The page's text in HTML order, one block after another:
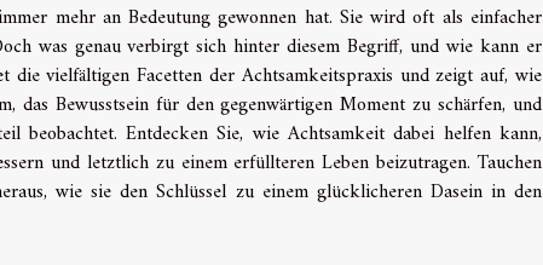
mehr an Bedeutung gewonnen hat. Sie wird oft als einfacher
was genau verbirgt sich hinter diesem Begriff, und wie kann er
vielfältigen Facetten der Achtsamkeitspraxis und zeigt auf, wie
Bewusstsein für den gegenwärtigen Moment zu schärfen, und
beobachtet. Entdecken Sie, wie Achtsamkeit dabei helfen kann,
und letztlich zu einem erfüllteren Leben beizutragen. Tauchen
wie sie den Schlüssel zu einem glücklicheren Dasein in den